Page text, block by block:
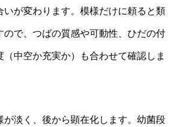
いが変わります。模様だけに頼ると類
ので、つばの質感や可動性、ひだの付
（中空か充実か）も合わせて確認しま
が淡く、後から顕在化します。幼菌段